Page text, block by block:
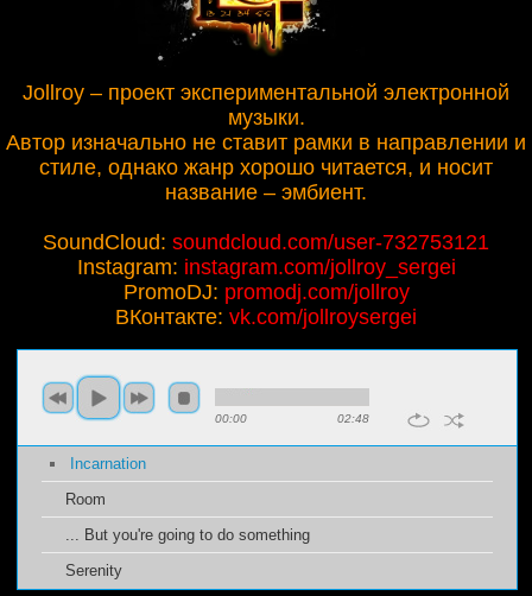
Jollroy – проект экспериментальной электронной
музыки.
Автор изначально не ставит рамки в направлении и
стиле, однако жанр хорошо читается, и носит
название – эмбиент.
SoundCloud: soundcloud.com/user-732753121
Instagram: instagram.com/jollroy_sergei
PromoDJ: promodj.com/jollroy
ВКонтакте: vk.com/jollroysergei
00:00 02:48
Incarnation
Room
... But you're going to do something
Serenity